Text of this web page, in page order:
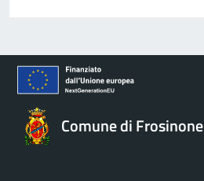
Comune di Frosinone